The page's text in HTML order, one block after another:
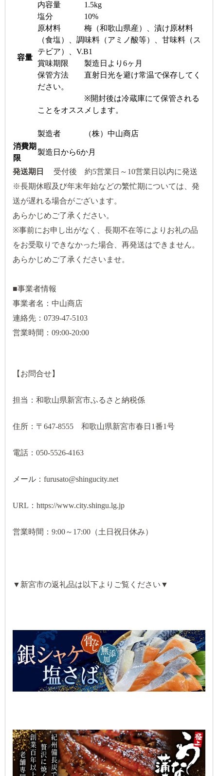
容量
内容量 1.5kg
塩分 10%
原材料 梅（和歌山県産）、漬け原材料
（食塩）、調味料（アミノ酸等）、甘味料（ス
テビア）、V.B1
賞味期限 製造日より6ヶ月
保管方法 直射日光を避け常温で保存してく
ださい。
※開封後は冷蔵庫にて保管される
ことをオススメします。
製造者 （株）中山商店
消費期
限
製造日から6か月
発送期日
受付後 約5営業日～10営業日以内に発送
※長期休暇及び年末年始などの繁忙期については、発
送が遅れる場合がございます。
あらかじめご了承ください。
※事前にお申し出がなく、長期不在等によりお礼の品
をお受取りできなかった場合、再発送はできません。
あらかじめご了承くださいませ。
■事業者情報
事業者名：中山商店
連絡先：0739-47-5103
営業時間：09:00-20:00
【お問合せ】
担当：和歌山県新宮市ふるさと納税係
住所：〒647-8555 和歌山県新宮市春日1番1号
電話：050-5526-4163
メール：furusato@shingucity.net
URL：https://www.city.shingu.lg.jp
営業時間：9:00～17:00（土日祝日休み）
▼新宮市の返礼品は以下よりご覧ください▼